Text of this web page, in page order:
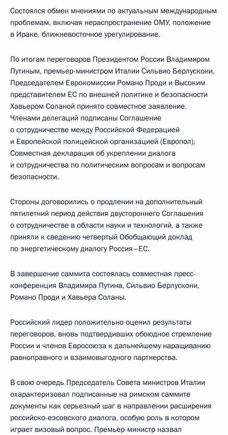
Состоялся обмен мнениями по актуальным международным
проблемам, включая нераспространение ОМУ, положение
в Ираке, ближневосточное урегулирование.
По итогам переговоров Президентом России Владимиром
Путиным, премьер-министром Италии Сильвио Берлускони,
Председателем Еврокомиссии Романо Проди и Высоким
представителем ЕС по внешней политике и безопасности
Хавьером Соланой принято совместное заявление.
Членами делегаций подписаны Соглашение
о сотрудничестве между Российской Федерацией
и Европейской полицейской организацией (Европол),
Совместная декларация об укреплении диалога
и сотрудничества по политическим вопросам и вопросам
безопасности.
Стороны договорились о продлении на дополнительный
пятилетний период действия двустороннего Соглашения
о сотрудничестве в области науки и технологий, а также
приняли к сведению четвертый Обобщающий доклад
по энергетическому диалогу Россия–ЕС.
В завершение саммита состоялась совместная пресс-
конференция Владимира Путина, Сильвио Берлускони,
Романо Проди и Хавьера Соланы.
Российский лидер положительно оценил результаты
переговоров, вновь подтвердивших обоюдное стремление
России и членов Евросоюза к дальнейшему наращиванию
равноправного и взаимовыгодного партнерства.
В свою очередь Председатель Совета министров Италии
охарактеризовал подписанные на римском саммите
документы как серьезный шаг в направлении расширения
российско-еэсовского диалога, особую роль в котором
играет визовый вопрос. Премьер-министр назвал